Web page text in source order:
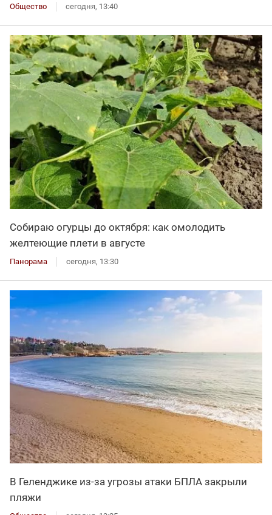
Общество сегодня, 13:40
Собираю огурцы до октября: как омолодить
желтеющие плети в августе
Панорама сегодня, 13:30
В Геленджике из-за угрозы атаки БПЛА закрыли
пляжи